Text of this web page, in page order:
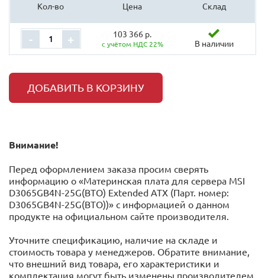
Кол-во Цена Склад
- + 103 366 р.
с учётом НДС 22% В наличии
ДОБАВИТЬ В КОРЗИНУ
Внимание!
Перед оформлением заказа просим сверять
информацию о «Материнская плата для сервера MSI
D3065GB4N-25G(BTO) Extended ATX (Парт. номер:
D3065GB4N-25G(BTO))» с информацией o данном
продукте на официальном сайте производителя.
Уточните спецификацию, наличие на складе и
стоимость товара у менеджеров. Обратите внимание,
что внешний вид товара, его характеристики и
комплектация могут быть изменены производителем